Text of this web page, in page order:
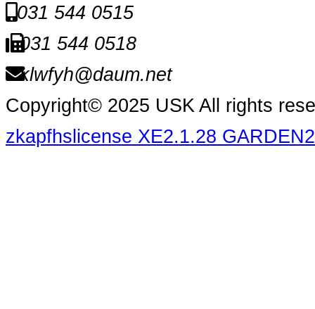
031 544 0515
031 544 0518
klwfyh@daum.net
Copyright© 2025 USK All rights
zkapfhslicense XE2.1.28